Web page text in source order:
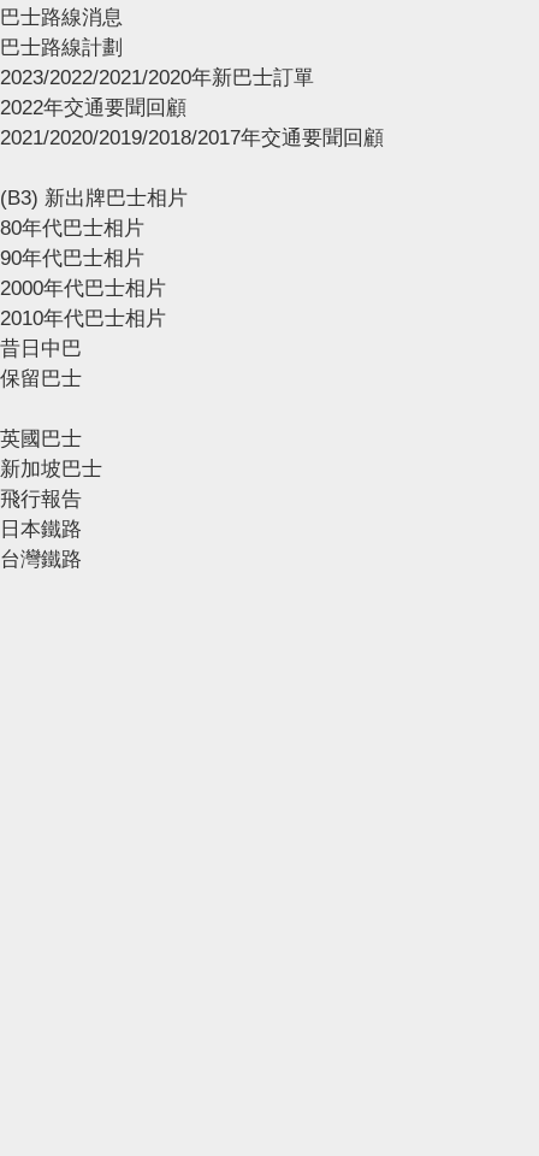
巴士路線消息
巴士路線計劃
2023/2022/2021/2020年新巴士訂單
2022年交通要聞回顧
2021/2020/2019/2018/2017年交通要聞回顧
(B3) 新出牌巴士相片
80年代巴士相片
90年代巴士相片
2000年代巴士相片
2010年代巴士相片
昔日中巴
保留巴士
英國巴士
新加坡巴士
飛行報告
日本鐵路
台灣鐵路